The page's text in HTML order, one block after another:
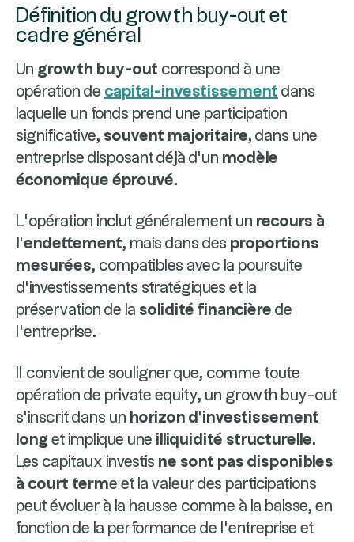
Définition du growth buy-out et
cadre général
Un growth buy-out correspond à une
opération de capital-investissement dans
laquelle un fonds prend une participation
significative, souvent majoritaire, dans une
entreprise disposant déjà d’un modèle
économique éprouvé.
L’opération inclut généralement un recours à
l’endettement, mais dans des proportions
mesurées, compatibles avec la poursuite
d’investissements stratégiques et la
préservation de la solidité financière de
l’entreprise.
Il convient de souligner que, comme toute
opération de private equity, un growth buy-out
s’inscrit dans un horizon d’investissement
long et implique une illiquidité structurelle.
Les capitaux investis ne sont pas disponibles
à court terme et la valeur des participations
peut évoluer à la hausse comme à la baisse, en
fonction de la performance de l’entreprise et